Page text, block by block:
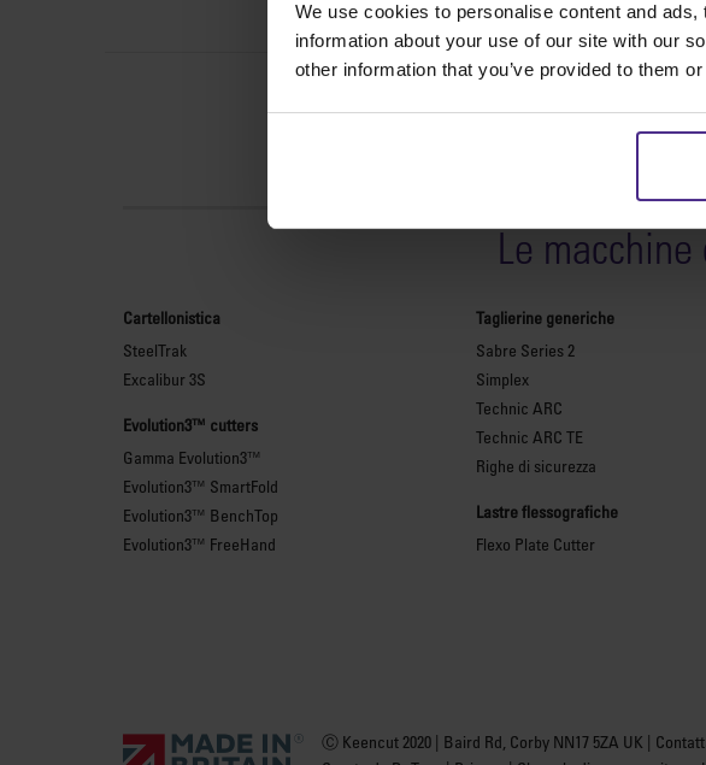
We use cookies to personalise content and
information about your use of our site with our
other information that you’ve provided to them
Le
Cartellonistica
SteelTrak
Excalibur 3S
Evolution3™ cutters
Gamma Evolution3™
Evolution3™ SmartFold
Evolution3™ BenchTop
Evolution3™ FreeHand
Taglierine generiche
Sabre Series 2
Simplex
Technic ARC
Technic ARC TE
Righe di sicurezza
Lastre flessografiche
Flexo Plate Cutter
Ⓒ Keencut 2020 | Baird Rd, Corby NN17 5ZA UK |